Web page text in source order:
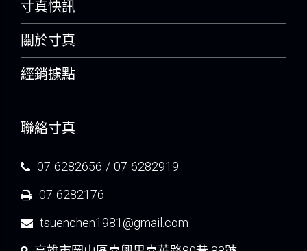
寸真快訊
關於寸真
經銷據點
聯絡寸真
07-6282656 / 07-6282919
07-6282176
tsuenchen1981@gmail.com